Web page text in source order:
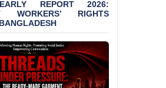
Bangladesh 2026
BANGLADESH ALERT:
‘Special Directive’ on
Politically Motivated
Shown Arrests
REPORT 2026:
WORKERS’ RIGHTS